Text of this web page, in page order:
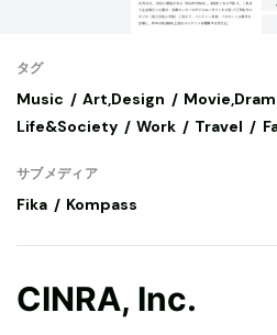
タグ
Music Art,Design
Life&Society
Work Travel
サブメディア
Fika Kompass
CINRA, Inc.